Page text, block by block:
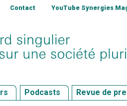
Contact YouTube Synergies
Podcasts Revue de